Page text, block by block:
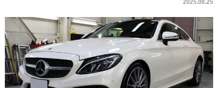
2025.08.25